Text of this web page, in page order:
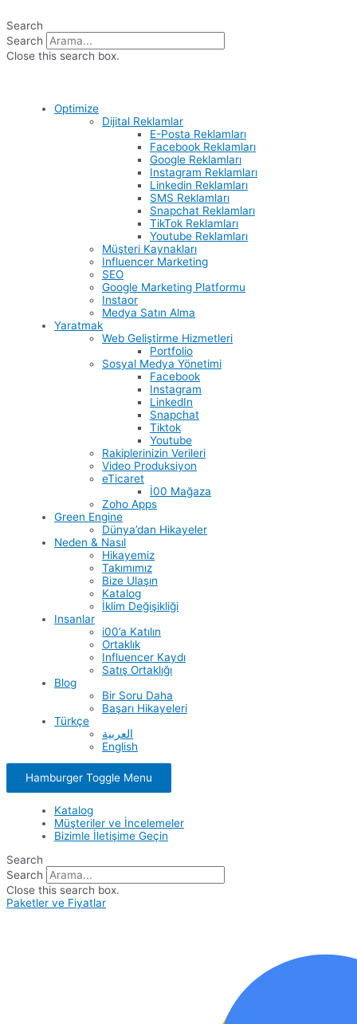
atla
Search
Search
Close this search box.
Optimize
Dijital Reklamlar
E-Posta Reklamları
Facebook Reklamları
Google Reklamları
Instagram Reklamları
Linkedin Reklamları
SMS Reklamları
Snapchat Reklamları
TikTok Reklamları
Youtube Reklamları
Müşteri Kaynakları
Influencer Marketing
SEO
Google Marketing Platformu
Instaor
Medya Satın Alma
Yaratmak
Web Geliştirme Hizmetleri
Portfolio
Sosyal Medya Yönetimi
Facebook
Instagram
LinkedIn
Snapchat
Tiktok
Youtube
Rakiplerinizin Verileri
Video Produksiyon
eTicaret
İ00 Mağaza
Zoho Apps
Green Engine
Dünya’dan Hikayeler
Neden & Nasıl
Hikayemiz
Takımımız
Bize Ulaşın
Katalog
İklim Değişikliği
Insanlar
i00’a Katılın
Ortaklık
Influencer Kaydı
Satış Ortaklığı
Blog
Bir Soru Daha
Başarı Hikayeleri
Türkçe
العربية
English
Hamburger Toggle Menu
Katalog
Müşteriler ve İncelemeler
Bizimle İletişime Geçin
Search
Search
Close this search box.
Paketler ve Fiyatlar